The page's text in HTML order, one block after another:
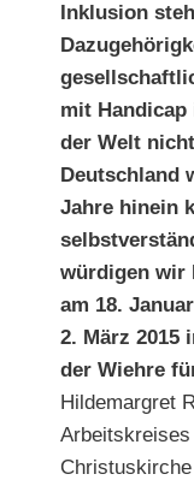
Inklusion
mit Handicap
der Welt
Deutschland
Jahre hinein
würdigen wir
am 18.
2. März 2015
der Wiehre
Hildemargret